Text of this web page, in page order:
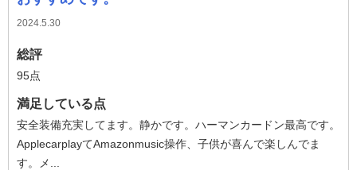
2024.5.30
総評
95点
満足している点
安全装備充実してます。静かです。ハーマンカードン最高です。
ApplecarplayてAmazonmusic操作、子供が喜んで楽しんでま
す。メ...